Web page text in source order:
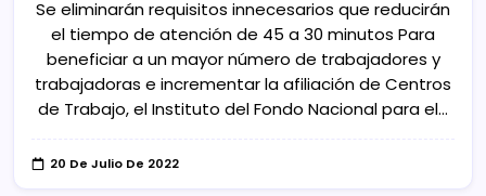
Se eliminarán requisitos innecesarios que reducirán
el tiempo de atención de 45 a 30 minutos Para
beneficiar a un mayor número de trabajadores y
trabajadoras e incrementar la afiliación de Centros
de Trabajo, el Instituto del Fondo Nacional para el…
20 De Julio De 2022